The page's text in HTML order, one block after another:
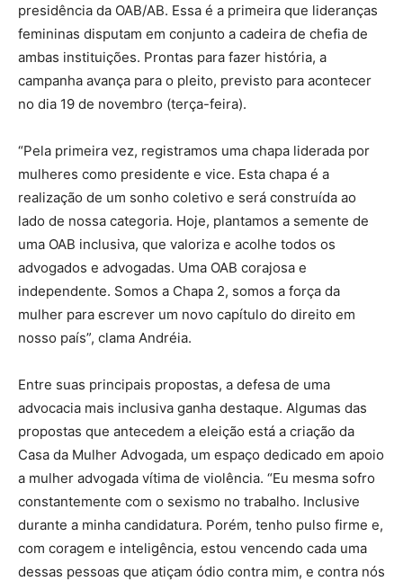
presidência da OAB/AB. Essa é a primeira que lideranças
femininas disputam em conjunto a cadeira de chefia de
ambas instituições. Prontas para fazer história, a
campanha avança para o pleito, previsto para acontecer
no dia 19 de novembro (terça-feira).
“Pela primeira vez, registramos uma chapa liderada por
mulheres como presidente e vice. Esta chapa é a
realização de um sonho coletivo e será construída ao
lado de nossa categoria. Hoje, plantamos a semente de
uma OAB inclusiva, que valoriza e acolhe todos os
advogados e advogadas. Uma OAB corajosa e
independente. Somos a Chapa 2, somos a força da
mulher para escrever um novo capítulo do direito em
nosso país”, clama Andréia.
Entre suas principais propostas, a defesa de uma
advocacia mais inclusiva ganha destaque. Algumas das
propostas que antecedem a eleição está a criação da
Casa da Mulher Advogada, um espaço dedicado em apoio
a mulher advogada vítima de violência. “Eu mesma sofro
constantemente com o sexismo no trabalho. Inclusive
durante a minha candidatura. Porém, tenho pulso firme e,
com coragem e inteligência, estou vencendo cada uma
dessas pessoas que atiçam ódio contra mim, e contra nós